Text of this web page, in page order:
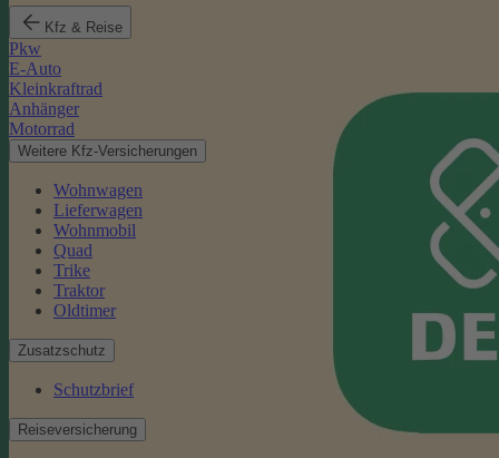
Kfz & Reise
Pkw
E-Auto
Kleinkraftrad
Anhänger
Motorrad
Weitere Kfz-Versicherungen
Wohnwagen
Lieferwagen
Wohnmobil
Quad
Trike
Traktor
Oldtimer
Zusatzschutz
Schutzbrief
Reiseversicherung